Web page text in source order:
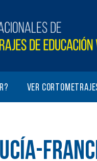
Ver